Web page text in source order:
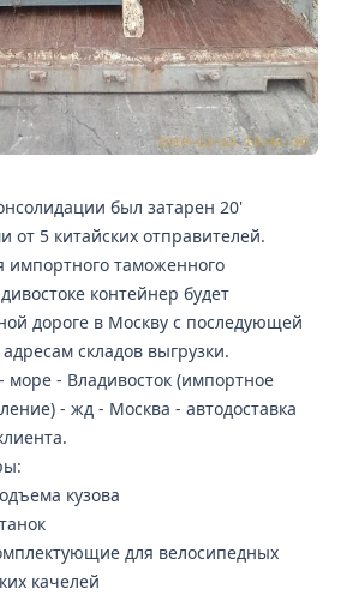
был затарен 20'
от 5 китайских отправителей.
импортного таможенного
контейнер будет
дороге в Москву с последующей
складов выгрузки.
- Владивосток (импортное
- жд - Москва - автодоставка
кузова
для велосипедных
качелей